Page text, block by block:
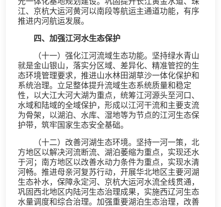
江、京杭大运河黄河以南段等航运主通道功能，有序
推进内河航运发展。
四、加强江河水生态保护
（十一）强化江河流域生态功能。坚持绿水青山
就是金山银山，落实分区域、差异化、精准管控的生
态环境管理要求，推进山水林田湖草沙一体化保护和
系统治理。立足整体提升流域生态系统质量和稳定
性，以大江大河大湖为重点，统筹江河源头至河口、
水域和陆域的全域保护，形成以江河干流和主要支流
为骨架，以湖泊、水库、湿地等为节点的江河生态保
护带，筑牢国家生态安全基础。
（十二）改善河湖生态环境。坚持一河一策，北
方地区以解决河流断流、湖泊萎缩为重点，实现还水
于河；南方地区以改善水动力条件为重点，实现水清
河畅。推进母亲河复苏行动，开展华北地区主要河湖
生态补水，保障永定河、京杭大运河水流全线贯通，
巩固西北地区内陆河生态治理成果，实施西辽河生态
水量调度和综合治理。加强重要湖泊生态治理，改善